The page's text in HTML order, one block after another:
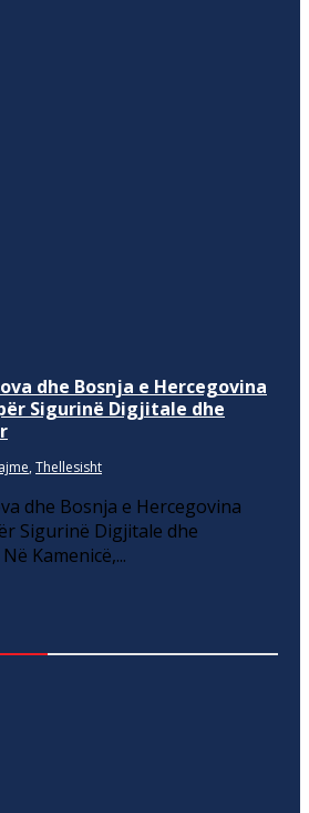
dhe Bosnja e Hercegovina
Sigurinë Digjitale dhe
, Thellesisht
dhe Bosnja e Hercegovina
Sigurinë Digjitale dhe
Kamenicë,...